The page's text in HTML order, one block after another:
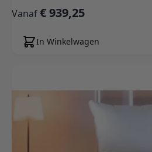
Vanaf€ 939,25
In Winkelwagen